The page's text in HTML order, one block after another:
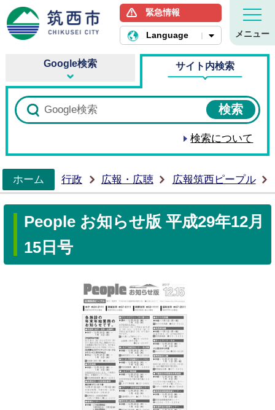
筑西市ホームページ
緊急情報
Language メニュー
Google検索 サイト内検索
検索について
ホーム
行政 広報・広聴 広報筑西ピープル
People お知らせ版 平成29年12月
15日号